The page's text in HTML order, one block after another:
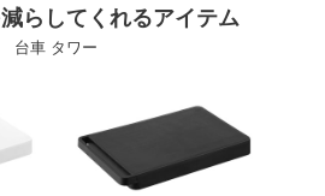
らしてくれるアイテム
台車 タワー